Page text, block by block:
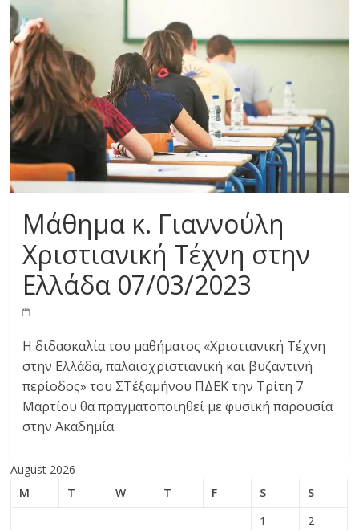
Ανώτατη
Εκκλησιαστική
Ακαδημία
Αθηνών
Μάθημα κ. Γιαννούλη
Χριστιανική Τέχνη στην
Ελλάδα 07/03/2023
Η διδασκαλία του μαθήματος «Χριστιανική Τέχνη
στην Ελλάδα, παλαιοχριστιανική και βυζαντινή
περίοδος» του ΣΤ΄εξαμήνου ΠΔΕΚ την Τρίτη 7
Μαρτίου θα πραγματοποιηθεί με φυσική παρουσία
στην Ακαδημία.
August 2026
M
T W T F S
S
1
2